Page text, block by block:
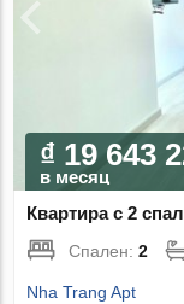
₫ 19 643
в месяц
Квартира с 2
Спален:2
Nha Trang Apt